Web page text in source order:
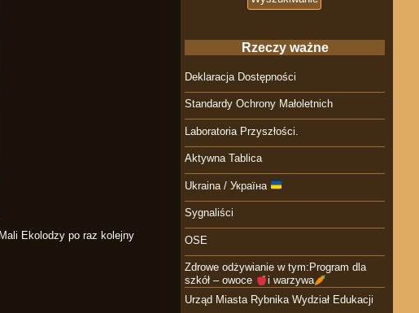
Ekolodzy po raz kolejny
Rzeczy ważne
Deklaracja Dostępności
Standardy Ochrony Małoletnich
Laboratoria Przyszłości.
Aktywna Tablica
Ukraina / Україна
Sygnaliści
OSE
Zdrowe odżywianie w tym:Program dla
szkół – owoce
i warzywa
Urząd Miasta Rybnika Wydział Edukacji